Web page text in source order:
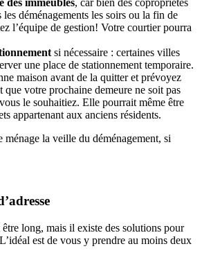
les déménagements les soirs ou la fin de
l’équipe de gestion! Votre courtier pourra
si nécessaire : certaines villes
une place de stationnement temporaire.
maison avant de la quitter et prévoyez
que votre prochaine demeure ne soit pas
le souhaitiez. Elle pourrait même être
appartenant aux anciens résidents.
ménage la veille du déménagement, si
être long, mais il existe des solutions pour
est de vous y prendre au moins deux